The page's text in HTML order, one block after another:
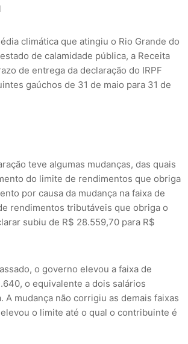
climática que atingiu o Rio Grande do
de calamidade pública, a Receita
de entrega da declaração do IRPF
gaúchos de 31 de maio para 31 de
teve algumas mudanças, das quais
do limite de rendimentos que obriga
por causa da mudança na faixa de
rendimentos tributáveis que obriga o
subiu de R$ 28.559,70 para R$
o governo elevou a faixa de
o equivalente a dois salários
A mudança não corrigiu as demais faixas
o limite até o qual o contribuinte é